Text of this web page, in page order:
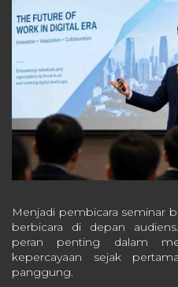
Menjadi pembicara seminar
berbicara di depan
peran penting dalam
kepercayaan sejak
panggung.